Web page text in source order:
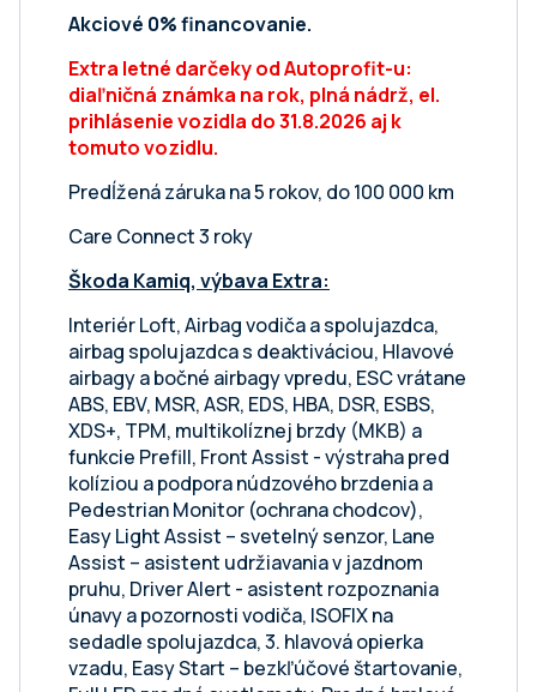
Akciové 0% financovanie.
Extra letné darčeky od Autoprofit-u:
diaľničná známka na rok, plná nádrž, el.
prihlásenie vozidla do 31.8.2026 aj k
tomuto vozidlu.
Predĺžená záruka na 5 rokov, do 100 000 km
Care Connect 3 roky
Škoda Kamiq, výbava Extra:
Interiér Loft, Airbag vodiča a spolujazdca,
airbag spolujazdca s deaktiváciou, Hlavové
airbagy a bočné airbagy vpredu, ESC vrátane
ABS, EBV, MSR, ASR, EDS, HBA, DSR, ESBS,
XDS+, TPM, multikolíznej brzdy (MKB) a
funkcie Prefill, Front Assist - výstraha pred
kolíziou a podpora núdzového brzdenia a
Pedestrian Monitor (ochrana chodcov),
Easy Light Assist – svetelný senzor, Lane
Assist – asistent udržiavania v jazdnom
pruhu, Driver Alert - asistent rozpoznania
únavy a pozornosti vodiča, ISOFIX na
sedadle spolujazdca, 3. hlavová opierka
vzadu, Easy Start – bezkľúčové štartovanie,